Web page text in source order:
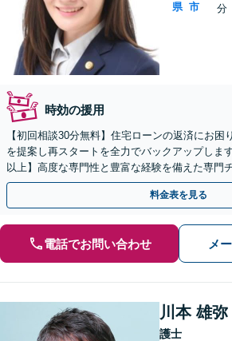
県 市
分
時効の援用
【初回相談30分無料】住宅ローンの返済にお困
を提案し再スタートを全力でバックアップしま
以上】高度な専門性と豊富な経験を備えた専門
に対応【分割・後払い応相談】【LINE相談可】
料金表を見る
電話でお問い合わせ メ
川本 雄弥
護士